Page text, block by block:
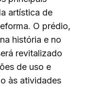
artística de
O prédio,
história e no
revitalizado
de uso e
às atividades